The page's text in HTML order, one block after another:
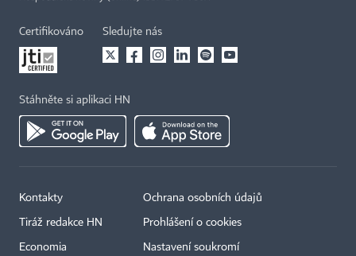
Certifikováno Sledujte nás
Stáhněte si aplikaci HN
Kontakty
Tiráž redakce HN
Economia
Ochrana osobních údajů
Prohlášení o cookies
Nastavení soukromí